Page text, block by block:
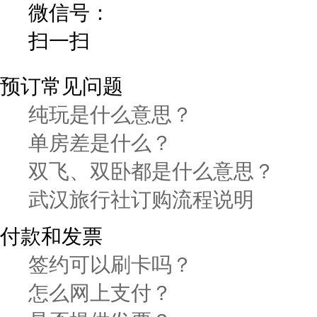
微信号：
扫一扫
预订常见问题
纯玩是什么意思？
单房差是什么？
双飞、双卧都是什么意思？
武汉旅行社订购流程说明
付款和发票
签约可以刷卡吗？
怎么网上支付？